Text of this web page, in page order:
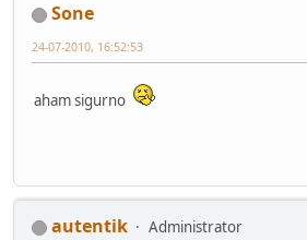
Sone
24-07-2010, 16:52:53
aham sigurno
autentik
Administrator